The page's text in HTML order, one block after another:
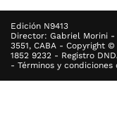
Edición N9413
Director: Gabriel Morini
3551, CABA - Copyright
1852 9232 - Registro
- Términos y condiciones